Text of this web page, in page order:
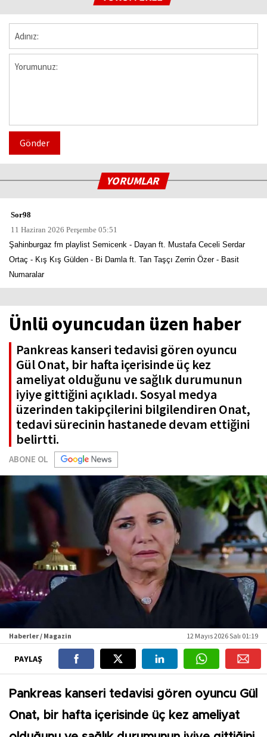
Gönder
YORUMLAR
Sor98
11 Haziran 2026 Perşembe 05:51
Şahinburgaz fm playlist Semicenk - Dayan ft. Mustafa Ceceli Serdar
Ortaç - Kış Kış Gülden - Bi Damla ft. Tan Taşçı Zerrin Özer - Basit
Numaralar
Ünlü oyuncudan üzen haber
Pankreas kanseri tedavisi gören oyuncu
Gül Onat, bir hafta içerisinde üç kez
ameliyat olduğunu ve sağlık durumunun
iyiye gittiğini açıkladı. Sosyal medya
üzerinden takipçilerini bilgilendiren Onat,
tedavi sürecinin hastanede devam ettiğini
belirtti.
ABONE OL
Haberler / Magazin 12 Mayıs 2026 Salı 01:19
PAYLAŞ
Pankreas kanseri tedavisi gören oyuncu Gül
Onat, bir hafta içerisinde üç kez ameliyat